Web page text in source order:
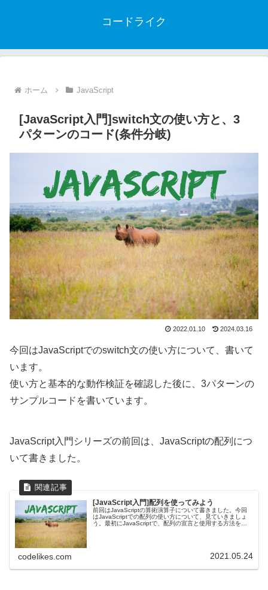
コードライク
ホーム JavaScript
[JavaScript入門]switch文の使い方と、3
パターンのコード(条件分岐)
2022.01.10 2024.03.16
今回はJavaScriptでのswitch文の使い方について、書いて
います。
使い方と基本的な動作検証を確認した後に、3パターンの
サンプルコードを書いています。
JavaScript入門シリーズの前回は、JavaScriptの配列につ
いて書きました。
[JavaScript入門]配列を使ってみよう
前回はJavaScriptの算術演算子について書きました。今回
はJavaScriptでの配列の使い方について、見ていきましょ
う。最初にJavaScriptで、配列の宣言と使用する方法を確
codelikes.com 2021.05.24